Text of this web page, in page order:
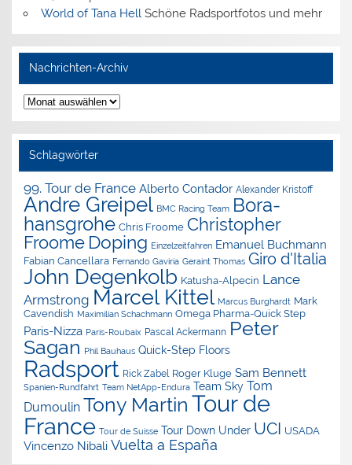
World of Tana HellSchöne Radsportfotos und mehr
Nachrichten-Archiv
Nachrichten-
Archiv
Schlagwörter
99. Tour de France Alberto Contador Alexander Kristoff
Andre Greipel BMC Racing Team Bora-
hansgrohe Chris Froome Christopher
Froome Doping Einzelzeitfahren Emanuel Buchmann
Fabian Cancellara Fernando Gaviria Geraint Thomas Giro d'Italia
John Degenkolb Katusha-Alpecin Lance
Armstrong Marcel Kittel Marcus Burghardt Mark
Cavendish Maximilian Schachmann Omega Pharma-Quick Step
Paris-Nizza Paris-Roubaix Pascal Ackermann Peter
Sagan Phil Bauhaus Quick-Step Floors
Radsport Rick Zabel Roger Kluge Sam Bennett
Spanien-Rundfahrt Team NetApp-Endura Team Sky Tom
Dumoulin Tony Martin Tour de
France Tour de Suisse Tour Down Under UCI USADA
Vincenzo Nibali Vuelta a España